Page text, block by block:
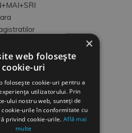
COR
lumină pentru sociologia
×
web folosește
cookie-uri
folosește cookie-uri pentru a
utilizatorului. Prin
ului nostru web, sunteți de
urile în conformitate cu
privind cookie-urile.Află mai
multe